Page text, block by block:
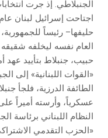
الجنبلاطي. إذ جرت
العام نفسه ليخلفه
حبيب، جنبلاط بتأييد
«القوات اللبنانية» إلى
الطائفة الدرزية، فلجأ
النظام اللبناني برئاسة
«الحزب التقدمي